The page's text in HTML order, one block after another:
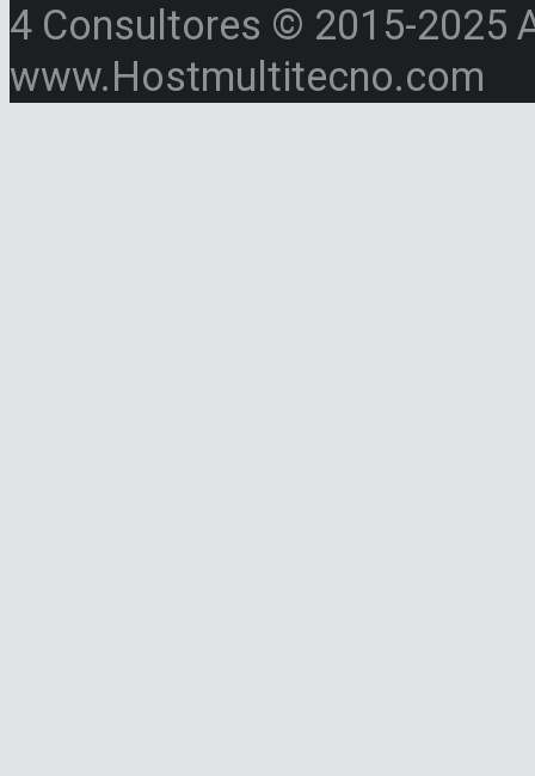
4 Consultores © 2015-2025
www.Hostmultitecno.com